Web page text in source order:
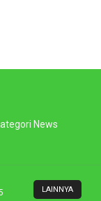
LAINNYA
News